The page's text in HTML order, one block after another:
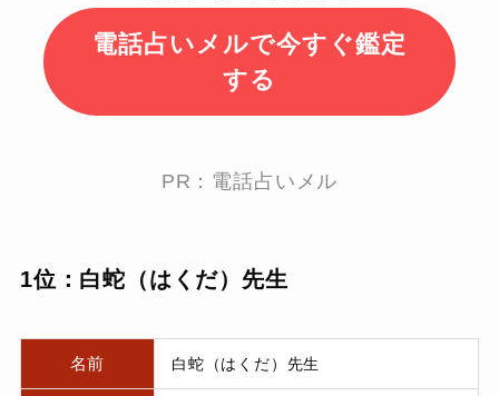
電話占いメルで今すぐ鑑定
する
PR：電話占いメル
1位：白蛇（はくだ）先生
名前 白蛇（はくだ）先生